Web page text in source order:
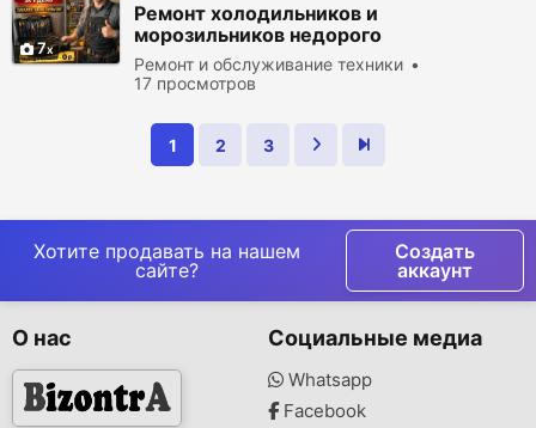
7
Ремонт холодильников и
морозильников недорого
Ремонт и обслуживание техники
17 просмотров
1 2 3
Хотите продавать на нашем
сайте?
Создать
аккаунт
О нас Социальные медиа
Whatsapp
Facebook